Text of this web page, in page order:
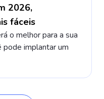
2026,
fáceis
o melhor para a sua
pode implantar um